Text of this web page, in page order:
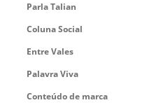
Parla Talian
Coluna Social
Entre Vales
Palavra Viva
Conteúdo de marca